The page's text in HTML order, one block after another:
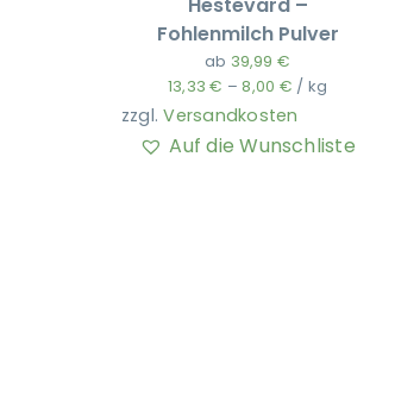
Fohlenmilch Pulver
ab 39,99 €
13,33€ –8,00 € / kg
zzgl.Versandkosten
Auf die Wunschliste